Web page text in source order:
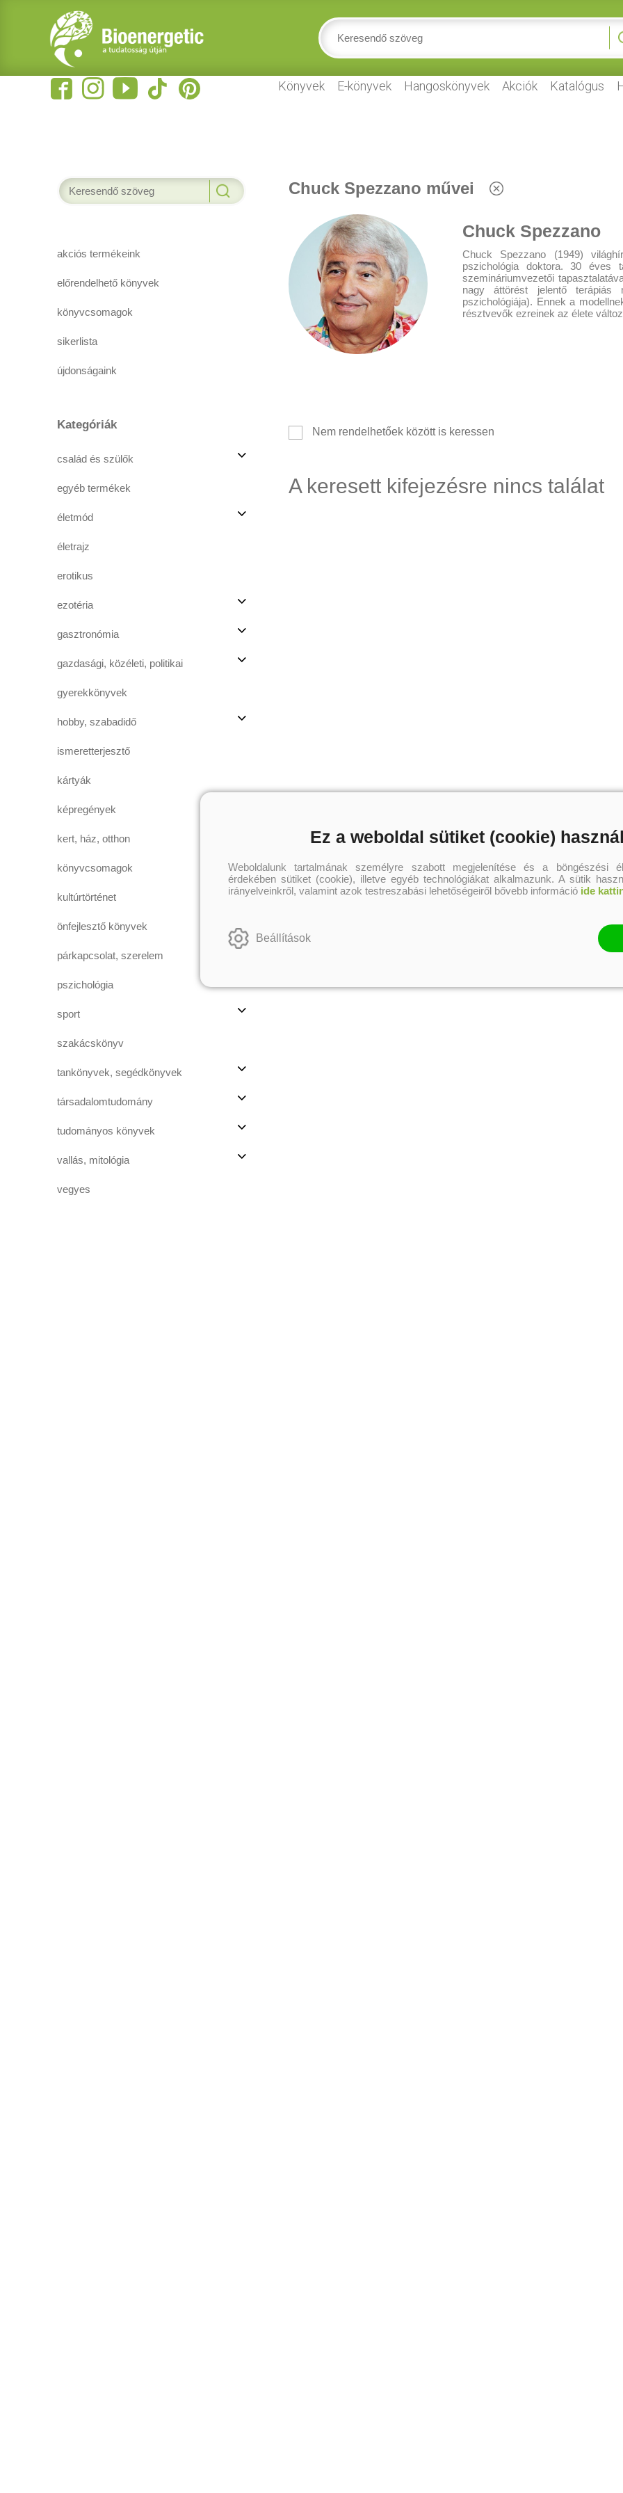
akciós termékeink
előrendelhető könyvek
könyvcsomagok
sikerlista
újdonságaink
Kategóriák
család és szülők
egyéb termékek
életmód
életrajz
erotikus
ezotéria
gasztronómia
gazdasági, közéleti, politikai
gyerekkönyvek
hobby, szabadidő
ismeretterjesztő
kártyák
képregények
kert, ház, otthon
könyvcsomagok
kultúrtörténet
önfejlesztő könyvek
párkapcsolat, szerelem
pszichológia
sport
szakácskönyv
tankönyvek, segédkönyvek
társadalomtudomány
tudományos könyvek
vallás, mitológia
vegyes
Chuck Spezzano művei
Chuck Spezzano
Chuck Spezzano (1949)
pszichológia doktora. 30 éves
szemináriumvezetői
nagy áttörést jelentő
pszichológiája). Ennek a
résztvevők ezreinek az élete
Nem rendelhetőek között is keressen
A keresett kifejezésre nincs találat
Ez a weboldal sütiket (cookie) használ
Weboldalunk tartalmának személyre szabott megjelenítése és a böngészési
érdekében sütiket (cookie), illetve egyéb technológiákat alkalmazunk. A sütik
irányelveinkről, valamint azok testreszabási lehetőségeiről bővebb információ ide
Beállítások